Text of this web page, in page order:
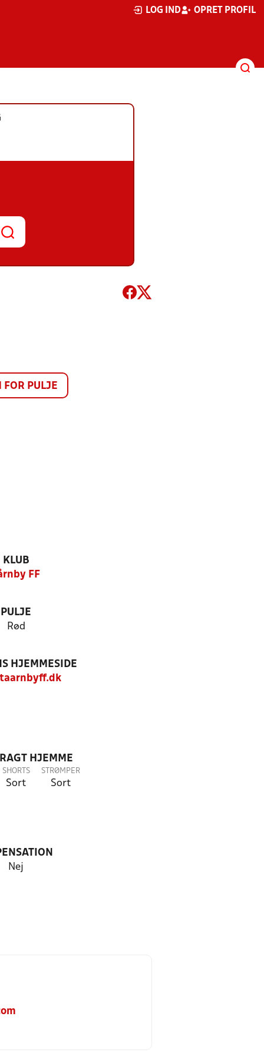
LOG IND OPRET PROFIL
PULJE
KLUB
FF
PULJE
Rød
HJEMMESIDE
HJEMME
SHORTS
Sort
STRØMPER
Sort
Nej